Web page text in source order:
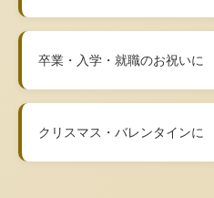
卒業・入学・就職のお祝いに
クリスマス・バレンタインに